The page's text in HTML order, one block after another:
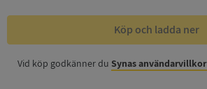
Köp och ladda ner
Vid köp godkänner du Synas användarvillkor